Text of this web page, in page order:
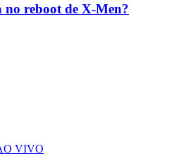
no reboot de X-Men?
VIVO